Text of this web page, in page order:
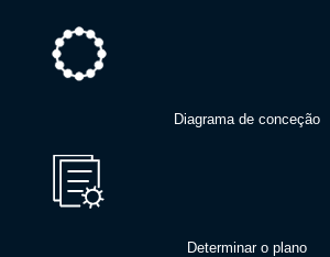
Diagrama de conceção
Determinar o plano